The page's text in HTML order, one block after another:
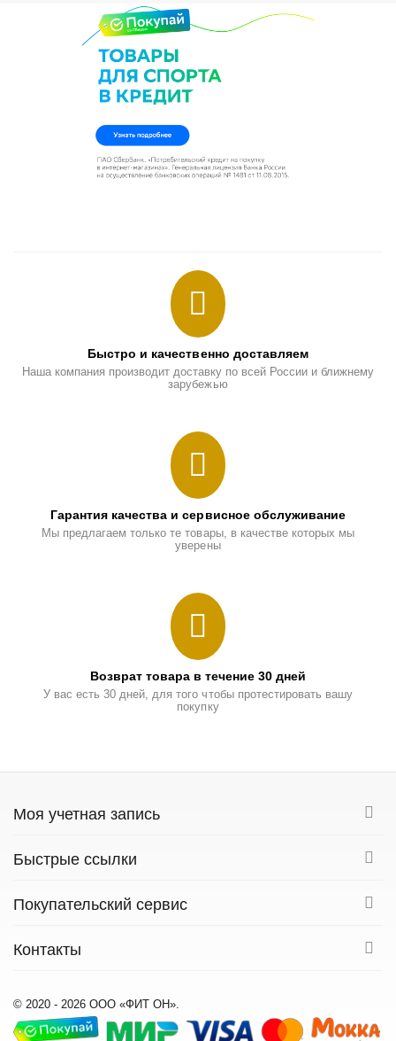
Быстро и качественно доставляем
Наша компания производит доставку по всей России и ближнему
зарубежью
Гарантия качества и сервисное обслуживание
Мы предлагаем только те товары, в качестве которых мы
уверены
Возврат товара в течение 30 дней
У вас есть 30 дней, для того чтобы протестировать вашу
покупку
Моя учетная запись
Быстрые ссылки
Покупательский сервис
Контакты
© 2020 - 2026 ООО «ФИТ ОН».